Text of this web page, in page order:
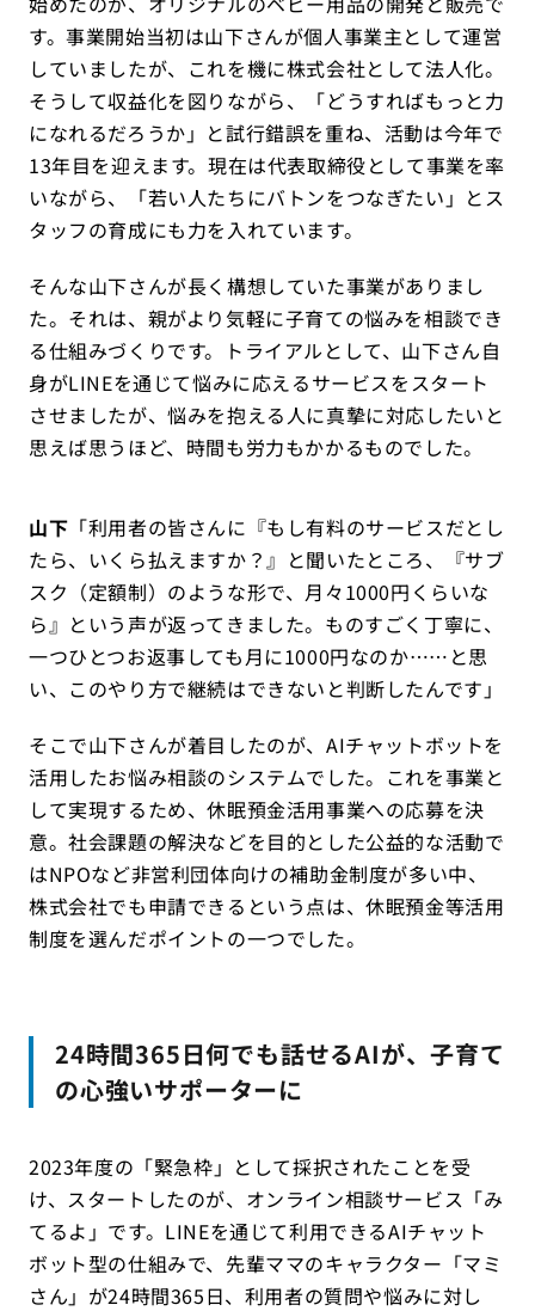
す。事業開始当初は山下さんが個人事業主として運営
していましたが、これを機に株式会社として法人化。
そうして収益化を図りながら、「どうすればもっと力
になれるだろうか」と試行錯誤を重ね、活動は今年で
13年目を迎えます。現在は代表取締役として事業を率
いながら、「若い人たちにバトンをつなぎたい」とス
タッフの育成にも力を入れています。
そんな山下さんが長く構想していた事業がありまし
た。それは、親がより気軽に子育ての悩みを相談でき
る仕組みづくりです。トライアルとして、山下さん自
身がLINEを通じて悩みに応えるサービスをスタート
させましたが、悩みを抱える人に真摯に対応したいと
思えば思うほど、時間も労力もかかるものでした。
山下 「利用者の皆さんに『もし有料のサービスだとし
たら、いくら払えますか？』と聞いたところ、『サブ
スク（定額制）のような形で、月々1000円くらいな
ら』という声が返ってきました。ものすごく丁寧に、
一つひとつお返事しても月に1000円なのか……と思
い、このやり方で継続はできないと判断したんです」
そこで山下さんが着目したのが、AIチャットボットを
活用したお悩み相談のシステムでした。これを事業と
して実現するため、休眠預金活用事業への応募を決
意。社会課題の解決などを目的とした公益的な活動で
はNPOなど非営利団体向けの補助金制度が多い中、
株式会社でも申請できるという点は、休眠預金等活用
制度を選んだポイントの一つでした。
24時間365日何でも話せるAIが、子育て
の心強いサポーターに
2023年度の「緊急枠」として採択されたことを受
け、スタートしたのが、オンライン相談サービス「み
てるよ」です。LINEを通じて利用できるAIチャット
ボット型の仕組みで、先輩ママのキャラクター「マミ
さん」が24時間365日、利用者の質問や悩みに対し